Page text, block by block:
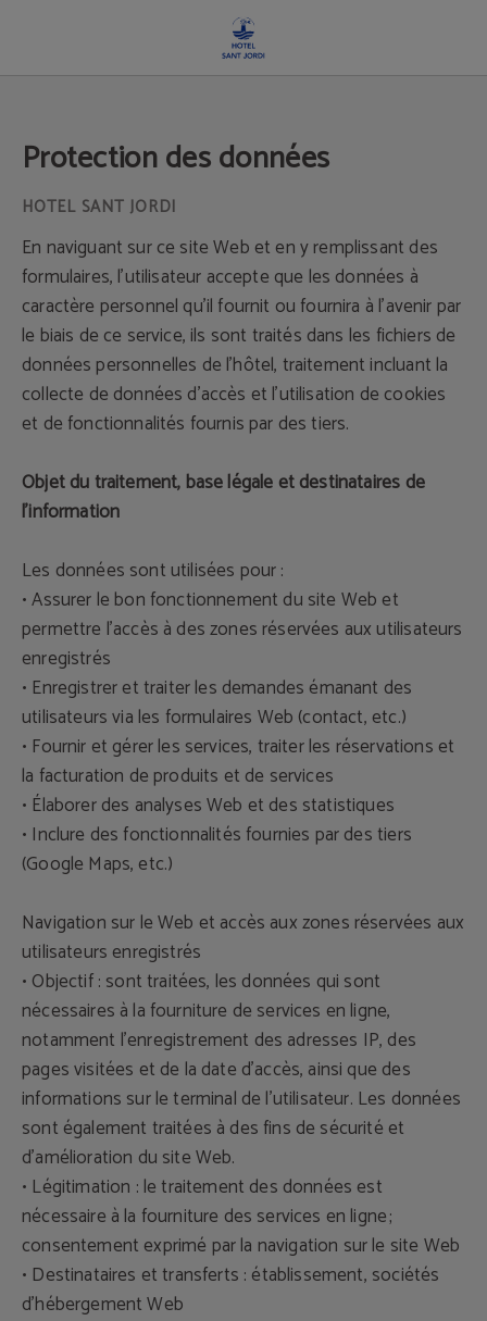
Protection des données
En naviguant sur ce site Web et en y remplissant des
formulaires, l'utilisateur accepte que les données à
caractère personnel qu’il fournit ou fournira à l'avenir par
le biais de ce service, ils sont traités dans les fichiers de
données personnelles de l'hôtel, traitement incluant la
collecte de données d'accès et l'utilisation de cookies
et de fonctionnalités fournis par des tiers.
Objet du traitement, base légale et destinataires de
l'information
Les données sont utilisées pour :
• Assurer le bon fonctionnement du site Web et
permettre l'accès à des zones réservées aux utilisateurs
enregistrés
• Enregistrer et traiter les demandes émanant des
utilisateurs via les formulaires Web (contact, etc.)
• Fournir et gérer les services, traiter les réservations et
la facturation de produits et de services
• Élaborer des analyses Web et des statistiques
• Inclure des fonctionnalités fournies par des tiers
(Google Maps, etc.)
Navigation sur le Web et accès aux zones réservées aux
utilisateurs enregistrés
• Objectif : sont traitées, les données qui sont
nécessaires à la fourniture de services en ligne,
notamment l'enregistrement des adresses IP, des
pages visitées et de la date d'accès, ainsi que des
informations sur le terminal de l'utilisateur. Les données
sont également traitées à des fins de sécurité et
d'amélioration du site Web.
• Légitimation : le traitement des données est
nécessaire à la fourniture des services en ligne ;
consentement exprimé par la navigation sur le site Web
• Destinataires et transferts : établissement, sociétés
d'hébergement Web